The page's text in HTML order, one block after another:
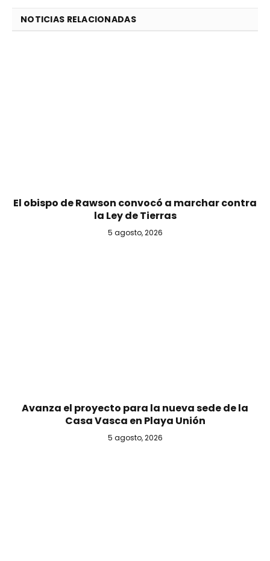
NOTICIAS RELACIONADAS
El obispo de Rawson convocó a marchar contra
la Ley de Tierras
5 agosto, 2026
Avanza el proyecto para la nueva sede de la
Casa Vasca en Playa Unión
5 agosto, 2026